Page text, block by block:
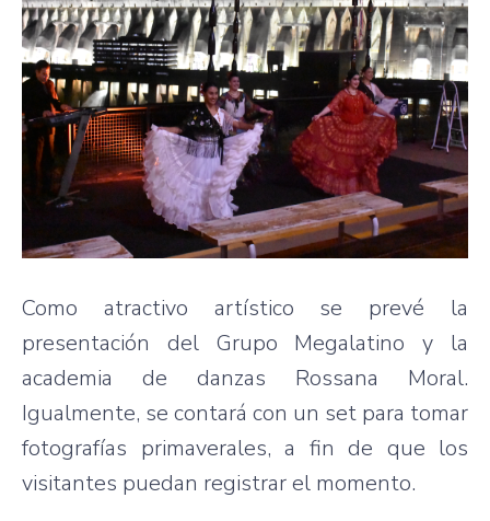
Como atractivo artístico se prevé la
presentación del Grupo Megalatino y la
academia de danzas Rossana Moral.
Igualmente, se contará con un set para tomar
fotografías primaverales, a fin de que los
visitantes puedan registrar el momento.